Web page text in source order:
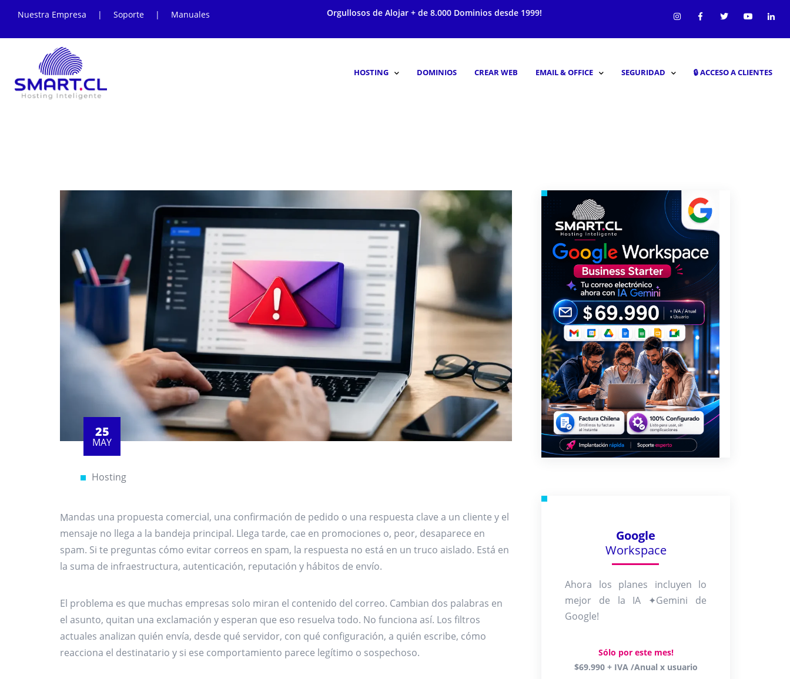
Nuestra Empresa | Soporte | Manuales Orgullosos de Alojar + de 8.000 Dominios desde 1999!
HOSTING DOMINIOS CREAR WEB EMAIL & OFFICE SEGURIDAD 🔒︎ ACCESO A CLIENTES
25
MAY
Hosting
Mandas una propuesta comercial, una confirmación de pedido o una respuesta clave a un cliente y el
mensaje no llega a la bandeja principal. Llega tarde, cae en promociones o, peor, desaparece en
spam. Si te preguntas cómo evitar correos en spam, la respuesta no está en un truco aislado. Está en
la suma de infraestructura, autenticación, reputación y hábitos de envío.
El problema es que muchas empresas solo miran el contenido del correo. Cambian dos palabras en
el asunto, quitan una exclamación y esperan que eso resuelva todo. No funciona así. Los filtros
actuales analizan quién envía, desde qué servidor, con qué configuración, a quién escribe, cómo
reacciona el destinatario y si ese comportamiento parece legítimo o sospechoso.
Google
Workspace
Ahora los planes incluyen lo
mejor de la IA ✦Gemini de
Google!
Sólo por este mes!
$69.990 + IVA /Anual x usuario